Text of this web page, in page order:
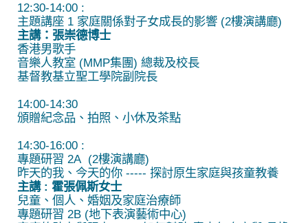
12:30-14:00 :
主題講座 1 家庭關係對子女成長的影響 (2樓演講廳)
主講：張崇德博士
香港男歌手
音樂人教室 (MMP集團) 總裁及校長
基督教基立聖工學院副院長
14:00-14:30
頒贈紀念品、拍照、小休及茶點
14:30-16:00 :
專題研習 2A (2樓演講廳)
昨天的我、今天的你 ----- 探討原生家庭與孩童教養
主講 : 霍張佩斯女士
兒童、個人、婚姻及家庭治療師
專題研習 2B (地下表演藝術中心)